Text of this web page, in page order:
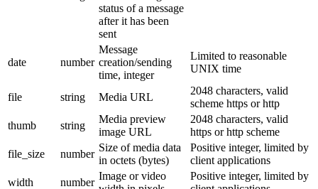
status of a message
after it has been
sent
date number
Message
creation/sending
time, integer
Limited to reasonable
UNIX time
file string Media URL
2048 characters, valid
scheme https or http
thumb
string
Media preview
image URL
2048 characters, valid
https or http scheme
file_size
number
Size of media data
in octets (bytes)
Positive integer, limited by
client applications
width
number
Image or video
Positive integer, limited by